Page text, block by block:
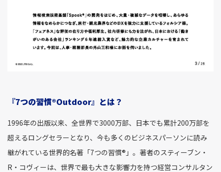
『7つの習慣®Outdoor』とは？
1996年の出版以来、全世界で3000万部、日本でも累計200万部を
超えるロングセラーとなり、今も多くのビジネスパーソンに読み
継がれている世界的名著「7つの習慣®」。著者のスティーブン・
R・コヴィーは、世界で最も大きな影響力を持つ経営コンサルタン